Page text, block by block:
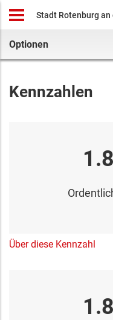
Stadt Rotenburg an
Optionen
Kennzahlen
Über diese Kennzahl